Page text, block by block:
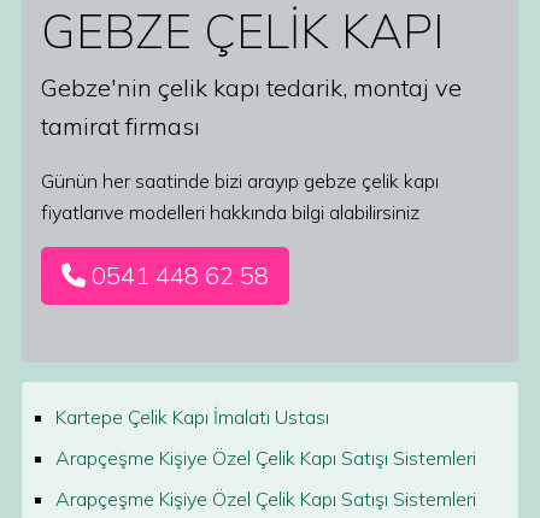
GEBZE ÇELİK KAPI
Gebze'nin çelik kapı tedarik, montaj ve
tamirat firması
Günün her saatinde bizi arayıp gebze çelik kapı
fiyatlarıve modelleri hakkında bilgi alabilirsiniz
0541 448 62 58
Kartepe Çelik Kapı İmalatı Ustası
Arapçeşme Kişiye Özel Çelik Kapı Satışı Sistemleri
Arapçeşme Kişiye Özel Çelik Kapı Satışı Sistemleri